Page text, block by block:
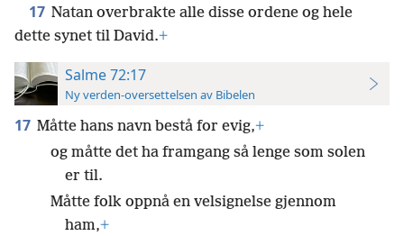
17 Natan overbrakte alle disse ordene og hele
dette synet til David.+
Salme 72:17
Ny verden-oversettelsen av Bibelen
17 Måtte hans navn bestå for evig,+
og måtte det ha framgang så lenge som solen
er til.
Måtte folk oppnå en velsignelse gjennom
ham,+